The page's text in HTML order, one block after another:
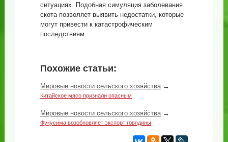
ситуациях. Подобная симуляция заболевания
скота позволяет выявить недостатки, которые
могут привести к катастрофическим
последствиям.
Похожие статьи:
Мировые новости сельского хозяйства→
Китайское мясо признали опасным
Мировые новости сельского хозяйства→
Фукусима возобновляет экспорт говядины